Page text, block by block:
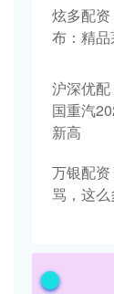
炫多配
布：精
沪深优
国重汽
新高
万银配
骂，这